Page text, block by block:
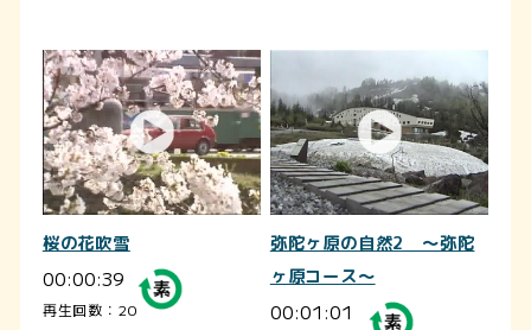
桜の花吹雪
00:00:39
再生回数：20
弥陀ヶ原の自然2 ～弥陀
ヶ原コース～
00:01:01